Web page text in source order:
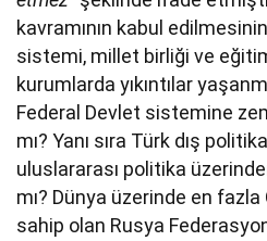
kavramının kabul
sistemi, millet birliği ve
kurumlarda yıkıntılar
Federal Devlet sistemine
mı? Yanı sıra Türk dış
uluslararası politika
mı? Dünya üzerinde en fazla
sahip olan Rusya